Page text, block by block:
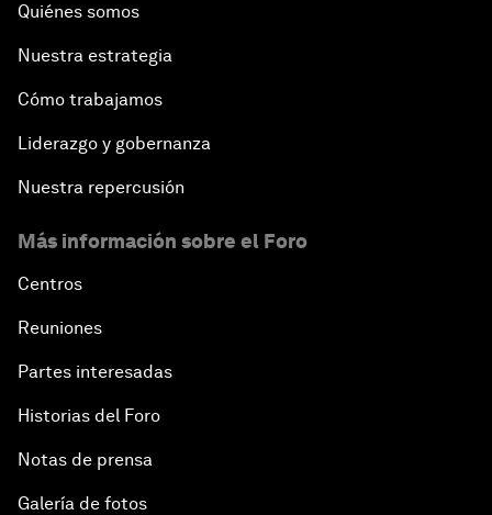
Quiénes somos
Nuestra estrategia
Cómo trabajamos
Liderazgo y gobernanza
Nuestra repercusión
Más información sobre el Foro
Centros
Reuniones
Partes interesadas
Historias del Foro
Notas de prensa
Galería de fotos